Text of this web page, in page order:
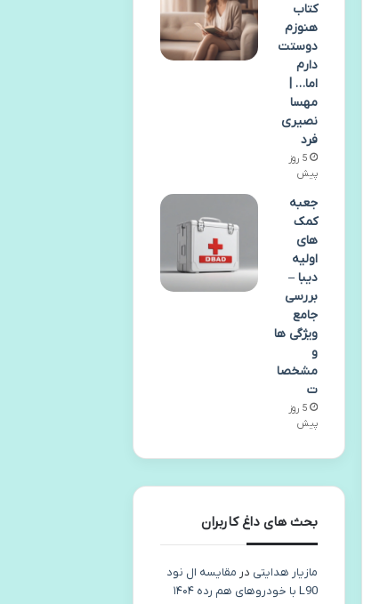
کتاب
هنوزم
دوستت
دارم
اما… |
مهسا
نصیری
فرد
5 روز
پیش
جعبه
کمک
های
اولیه
دیبا –
بررسی
جامع
ویژگی ها
و
مشخصا
ت
5 روز
پیش
بحث های داغ کاربران
مازیار هدایتی در مقایسه ال نود
L90 با خودروهای هم رده ۱۴۰۴